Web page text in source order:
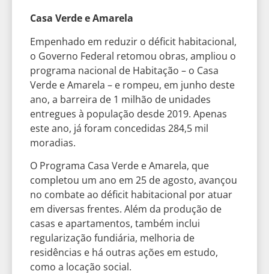
Casa Verde e Amarela
Empenhado em reduzir o déficit habitacional,
o Governo Federal retomou obras, ampliou o
programa nacional de Habitação – o Casa
Verde e Amarela – e rompeu, em junho deste
ano, a barreira de 1 milhão de unidades
entregues à população desde 2019. Apenas
este ano, já foram concedidas 284,5 mil
moradias.
O Programa Casa Verde e Amarela, que
completou um ano em 25 de agosto, avançou
no combate ao déficit habitacional por atuar
em diversas frentes. Além da produção de
casas e apartamentos, também inclui
regularização fundiária, melhoria de
residências e há outras ações em estudo,
como a locação social.